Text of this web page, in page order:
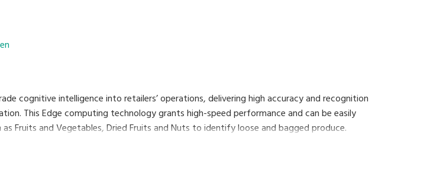
cognitive intelligence into retailers’ operations, delivering high accuracy and recognition
This Edge computing technology grants high-speed performance and can be easily
Fruits and Vegetables, Dried Fruits and Nuts to identify loose and bagged produce.